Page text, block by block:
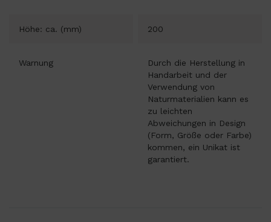
Höhe: ca. (mm) 200
Warnung
Durch die Herstellung in
Handarbeit und der
Verwendung von
Naturmaterialien kann es
zu leichten
Abweichungen in Design
(Form, Größe oder Farbe)
kommen, ein Unikat ist
garantiert.